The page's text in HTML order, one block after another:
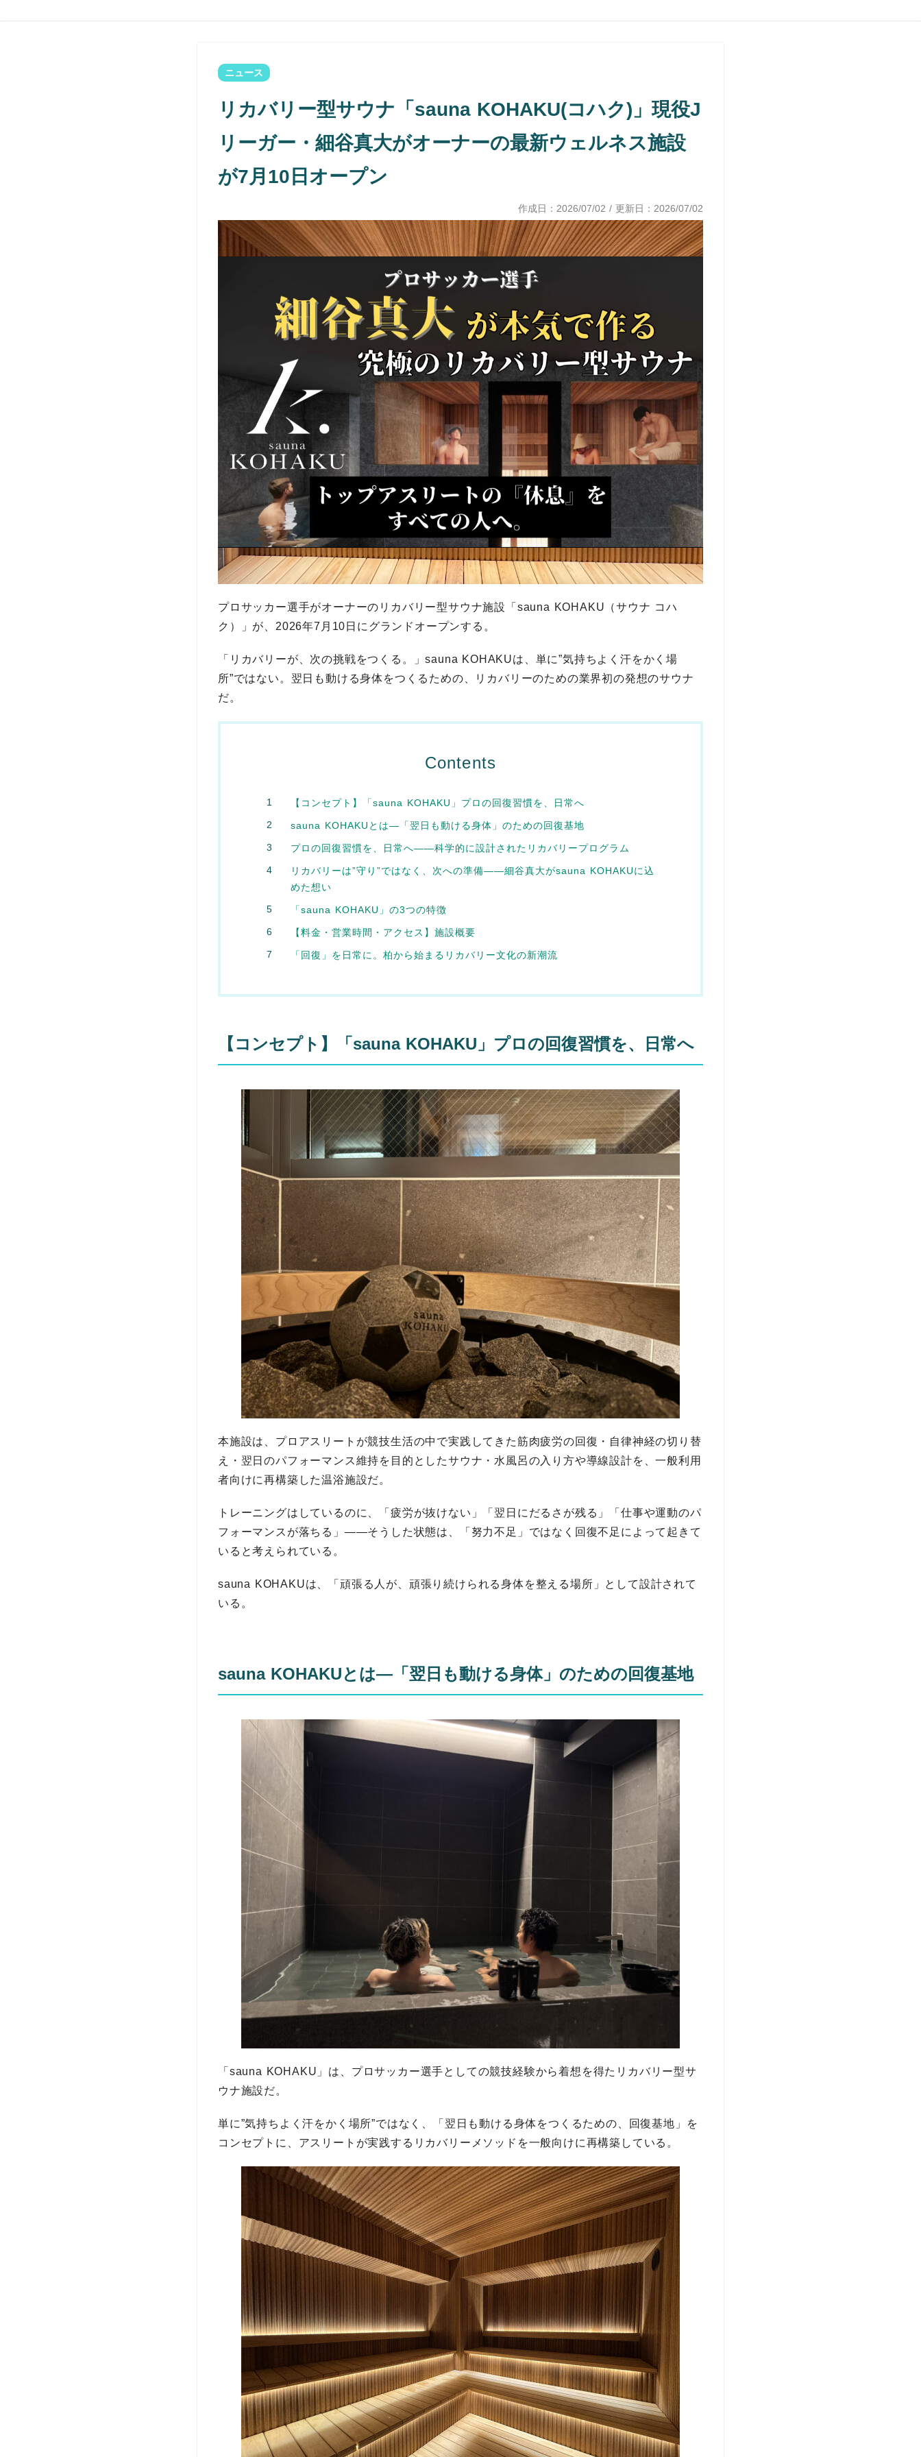
ニュース
リカバリー型サウナ「sauna KOHAKU(コハク)」現役J
リーガー・細谷真大がオーナーの最新ウェルネス施設
が7月10日オープン
作成日： 2026/07/02 / 更新日： 2026/07/02
プロサッカー選手がオーナーのリカバリー型サウナ施設「sauna KOHAKU（サウナ コハ
ク）」が、2026年7月10日にグランドオープンする。
「リカバリーが、次の挑戦をつくる。」sauna KOHAKUは、単に”気持ちよく汗をかく場
所”ではない。翌日も動ける身体をつくるための、リカバリーのための業界初の発想のサウナ
だ。
Contents
【コンセプト】「sauna KOHAKU」プロの回復習慣を、日常へ
sauna KOHAKUとは—「翌日も動ける身体」のための回復基地
プロの回復習慣を、日常へ——科学的に設計されたリカバリープログラム
リカバリーは”守り”ではなく、次への準備——細谷真大がsauna KOHAKUに込
めた想い
「sauna KOHAKU」の3つの特徴
【料金・営業時間・アクセス】施設概要
「回復」を日常に。柏から始まるリカバリー文化の新潮流
【コンセプト】「sauna KOHAKU」プロの回復習慣を、日常へ
本施設は、プロアスリートが競技生活の中で実践してきた筋肉疲労の回復・自律神経の切り替
え・翌日のパフォーマンス維持を目的としたサウナ・水風呂の入り方や導線設計を、一般利用
者向けに再構築した温浴施設だ。
トレーニングはしているのに、「疲労が抜けない」「翌日にだるさが残る」「仕事や運動のパ
フォーマンスが落ちる」——そうした状態は、「努力不足」ではなく回復不足によって起きて
いると考えられている。
sauna KOHAKUは、「頑張る人が、頑張り続けられる身体を整える場所」として設計されて
いる。
sauna KOHAKUとは—「翌日も動ける身体」のための回復基地
「sauna KOHAKU」は、プロサッカー選手としての競技経験から着想を得たリカバリー型サ
ウナ施設だ。
単に”気持ちよく汗をかく場所”ではなく、「翌日も動ける身体をつくるための、回復基地」を
コンセプトに、アスリートが実践するリカバリーメソッドを一般向けに再構築している。